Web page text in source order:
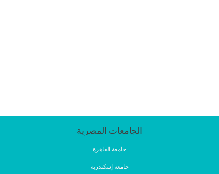
الجامعات المصرية
جامعة القاهرة
جامعة إسكندرية